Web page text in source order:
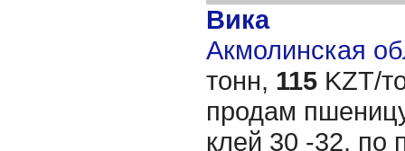
Вика
Акмолинская
тонн, 115 KZT/
продам
клей 30 -32, по